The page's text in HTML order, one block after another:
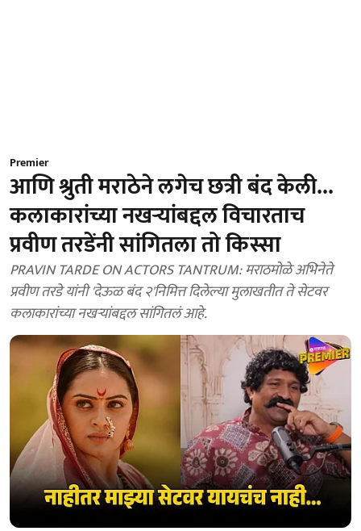
Premier
आणि श्रुती मराठेने लगेच छत्री बंद केली...
कलाकारांच्या नखऱ्यांबद्दल विचारताच
प्रवीण तरडेंनी सांगितला तो किस्सा
PRAVIN TARDE ON ACTORS TANTRUM: मराठमोळे अभिनेते
प्रवीण तरडे यांनी 'देऊळ बंद २'निमित्त दिलेल्या मुलाखतीत ते सेटवर
कलाकारांच्या नखऱ्यांबद्दल सांगितलं आहे.